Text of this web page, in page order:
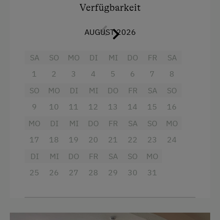
Sauna
Wandern
Geführte Wanderungen
Annehmlichkeiten für euren Komfort
Bad mit Dusche, WC und Haartrockner
Flachbildfernseher für beste Unterhaltung
kostenfreies Highspeed-WLAN
Erlebt unvergessliche Momente in einer frischen
und einladenden Atmosphäre, die euren
Verfügbarkeit
AUGUST 2026
SA
1
SO
2
MO
3
DI
4
MI
5
DO
6
FR
7
SA
8
SO
9
MO
10
DI
11
MI
12
DO
13
FR
14
SA
15
SO
16
MO
17
DI
18
MI
19
DO
20
FR
21
SA
22
SO
23
MO
24
DI
25
MI
26
DO
27
FR
28
SA
29
SO
30
MO
31